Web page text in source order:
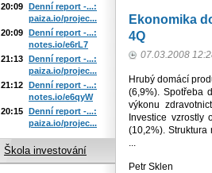
Ekonomika
4Q
07.03.2008
Hrubý domácí
(6,9%). Spotřeba
výkonu
Investice vzrostly
(10,2%). Struktura
Petr Sklen
20:09 Denní report -...:
paiza.io/projec...
20:09 Denní report -...:
notes.io/e6rL7
21:13 Denní report -...:
paiza.io/projec...
21:12 Denní report -...:
notes.io/e6qyW
20:15 Denní report -...:
paiza.io/projec...
Škola investování